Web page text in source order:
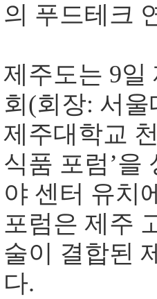
의 푸드테크
제주도는 9일
회 (회장: 서울
제주대학교
식품 포럼 ’을
야 센터 유치
포럼은 제주
술이 결합된
다.